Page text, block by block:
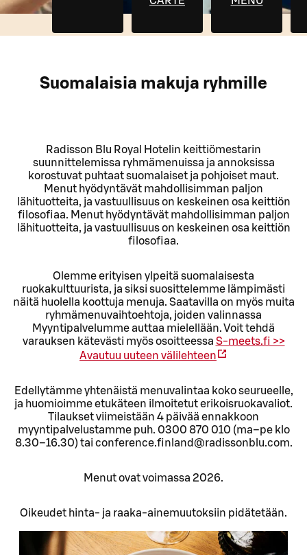
Suomalaisia makuja ryhmille
Radisson Blu Royal Hotelin keittiömestarin
suunnittelemissa ryhmämenuissa ja annoksissa
korostuvat puhtaat suomalaiset ja pohjoiset maut.
Menut hyödyntävät mahdollisimman paljon
lähituotteita, ja vastuullisuus on keskeinen osa keittiön
filosofiaa. Menut hyödyntävät mahdollisimman paljon
lähituotteita, ja vastuullisuus on keskeinen osa keittiön
filosofiaa.
Olemme erityisen ylpeitä suomalaisesta
ruokakulttuurista, ja siksi suosittelemme lämpimästi
näitä huolella koottuja menuja. Saatavilla on myös muita
ryhmämenuvaihtoehtoja, joiden valinnassa
Myyntipalvelumme auttaa mielellään. Voit tehdä
varauksen kätevästi myös osoitteessa S-meets.fi >>
Avautuu uuteen välilehteen
Edellytämme yhtenäistä menuvalintaa koko seurueelle,
ja huomioimme etukäteen ilmoitetut erikoisruokavaliot.
Tilaukset viimeistään 4 päivää ennakkoon
myyntipalvelustamme puh. 0300 870 010 (ma–pe klo
8.30–16.30) tai conference.finland@radissonblu.com.
Menut ovat voimassa 2026.
Oikeudet hinta- ja raaka-ainemuutoksiin pidätetään.